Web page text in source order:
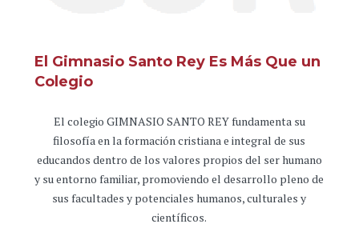
El Gimnasio Santo Rey Es Más Que un
Colegio
El colegio GIMNASIO SANTO REY fundamenta su
filosofía en la formación cristiana e integral de sus
educandos dentro de los valores propios del ser humano
y su entorno familiar, promoviendo el desarrollo pleno de
sus facultades y potenciales humanos, culturales y
científicos.